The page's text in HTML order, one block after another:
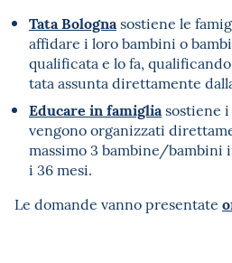
Tata Bolognasostiene le
affidare i loro bambini o
qualificata e lo fa,
tata assunta direttamente
Educare in famigliasostiene
vengono organizzati
massimo 3 bambine/bambini
i 36 mesi.
Le domande vanno presentate